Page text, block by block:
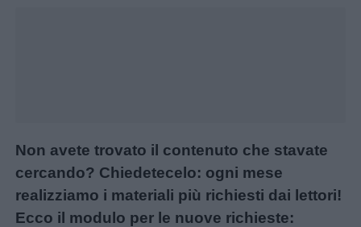
Non avete trovato il contenuto che stavate
cercando? Chiedetecelo: ogni mese
realizziamo i materiali più richiesti dai lettori!
Ecco il modulo per le nuove richieste: